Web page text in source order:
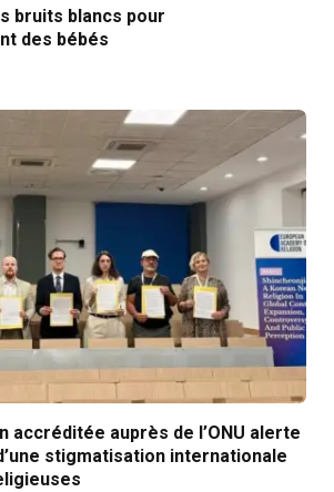
bruits blancs pour
des bébés
accréditée auprès de l’ONU alerte
stigmatisation internationale